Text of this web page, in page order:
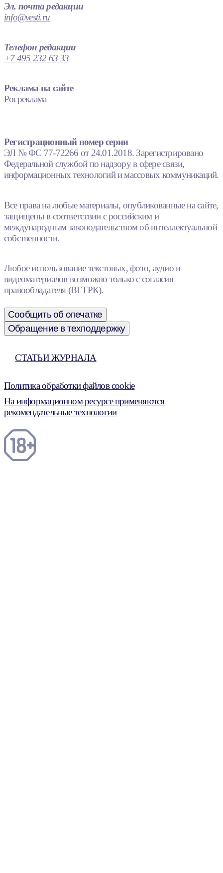
Эл. почта редакции
info@vesti.ru
Телефон редакции
+7 495 232 63 33
Реклама на сайте
Росреклама
Регистрационный номер серии
ЭЛ № ФС 77-72266 от 24.01.2018. Зарегистрировано
Федеральной службой по надзору в сфере связи,
информационных технологий и массовых коммуникаций.
Все права на любые материалы, опубликованные на сайте,
защищены в соответствии с российским и
международным законодательством об интеллектуальной
собственности.
Любое использование текстовых, фото, аудио и
видеоматериалов возможно только с согласия
правообладателя (ВГТРК).
Сообщить об опечатке
Обращение в техподдержку
СТАТЬИ ЖУРНАЛА
Политика обработки файлов cookie
На информационном ресурсе применяются
рекомендательные технологии